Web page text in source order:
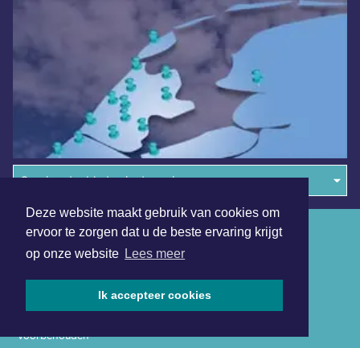
Deze website maakt gebruik van cookies om
ervoor te zorgen dat u de beste ervaring krijgt
op onze website Lees meer
Ik accepteer cookies
Overige dagbladen in de regio
voorbehouden
Algemene voorwaarden
Disclaimer